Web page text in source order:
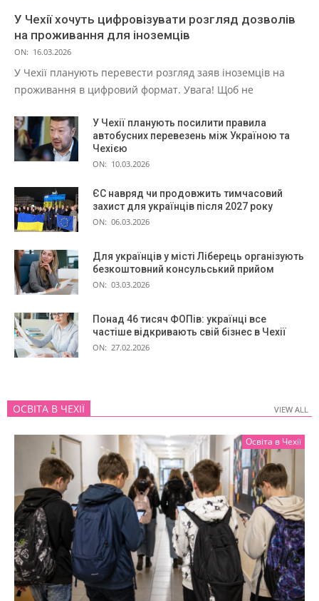
У Чехії хочуть цифровізувати розгляд дозволів
на проживання для іноземців
ON: 16.03.2026
У Чехії планують перевести розгляд заяв іноземців на
проживання в цифровий формат. Увага! Щоб не
У Чехії планують посилити правила
автобусних перевезень між Україною та
Чехією
ON: 10.03.2026
ЄС навряд чи продовжить тимчасовий
захист для українців після 2027 року
ON: 06.03.2026
Для українців у місті Ліберець організують
безкоштовний консульський прийом
ON: 03.03.2026
Понад 46 тисяч ФОПів: українці все
частіше відкривають свій бізнес в Чехії
ON: 27.02.2026
ОСВІТА В ЧЕХІЇ VIEW ALL
Освіта в Чехії
VIEW ALL